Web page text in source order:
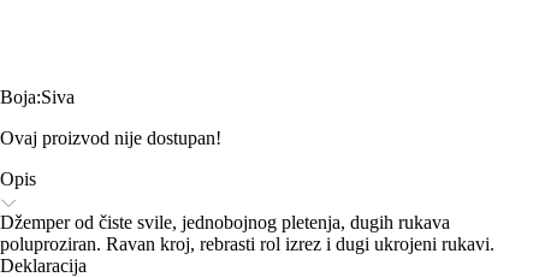
Boja:Siva
Ovaj proizvod nije dostupan!
Opis
Džemper od čiste svile, jednobojnog pletenja, dugih rukava
poluproziran. Ravan kroj, rebrasti rol izrez i dugi ukrojeni rukavi.
Deklaracija